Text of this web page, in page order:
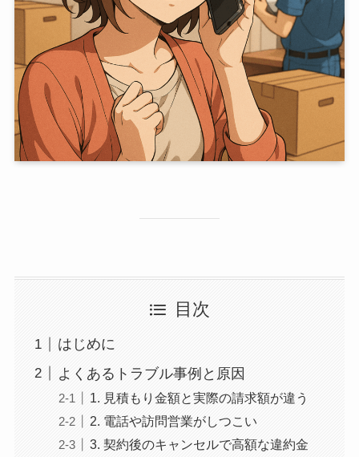
目次
はじめに
よくあるトラブル事例と原因
1. 見積もり金額と実際の請求額が違う
2. 電話や訪問営業がしつこい
3. 契約後のキャンセルで高額な違約金